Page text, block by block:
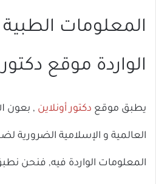
المعلومات
الواردة موقع دكتور
يطبق موقع دكتور أونلاين , بعون
العالمية و الإسلامية الضرورية
المعلومات الواردة فيه, فنحن